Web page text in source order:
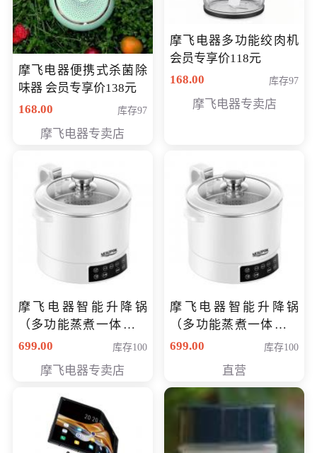
摩飞电器便携式杀菌除
味器 会员专享价138元
168.00
库存97
摩飞电器专卖店
摩飞电器多功能绞肉机
会员专享价118元
168.00
库存97
摩飞电器专卖店
摩飞电器智能升降锅
（多功能蒸煮一体锅）
（智能升降养生锅） 会
699.00 库存100
摩飞电器专卖店
摩飞电器智能升降锅
（多功能蒸煮一体锅）
（智能升降养生锅） 会
699.00 库存100
直营